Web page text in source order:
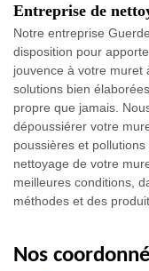
Entreprise de
Notre entreprise
disposition pour
jouvence à votre muret
solutions bien
propre que jamais.
dépoussiérer votre
poussières et
nettoyage de votre
meilleures conditions,
méthodes et des
Nos